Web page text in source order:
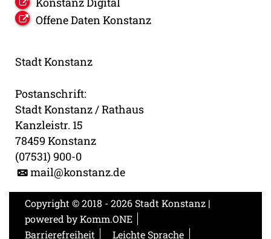
Offene Daten Konstanz
Stadt Konstanz
Postanschrift:
Stadt Konstanz / Rathaus
Kanzleistr. 15
78459 Konstanz
(07531) 900-0
mail@konstanz.de
Copyright © 2018 - 2026 Stadt Konstanz |
powered byKomm.ONE
Barrierefreiheit
Leichte Sprache